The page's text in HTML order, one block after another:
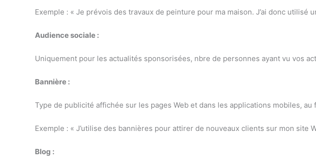
Exemple : « Je prévois des travaux de peinture pour ma maison. J’ai donc
Audience sociale :
Uniquement pour les actualités sponsorisées, nbre de personnes ayant vu vos
Bannière :
Type de publicité affichée sur les pages Web et dans les applications mobiles, au
Exemple : « J’utilise des bannières pour attirer de nouveaux clients sur mon site
Blog :